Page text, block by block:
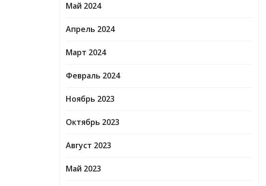
Май 2024
Апрель 2024
Март 2024
Февраль 2024
Ноябрь 2023
Октябрь 2023
Август 2023
Май 2023